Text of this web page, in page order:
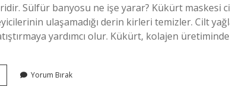
Sülfür banyosu ne işe yarar? Kükürt maskesi
ulaşamadığı derin kirleri temizler. Cilt
yardımcı olur. Kükürt, kolajen
Yorum Bırak